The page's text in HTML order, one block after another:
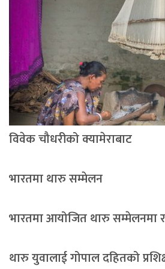
विवेक चौधरीको क्यामेराबाट
भारतमा थारु सम्मेलन
भारतमा आयोजित थारु सम्मेलनमा
थारु युवालाई गोपाल दहितको